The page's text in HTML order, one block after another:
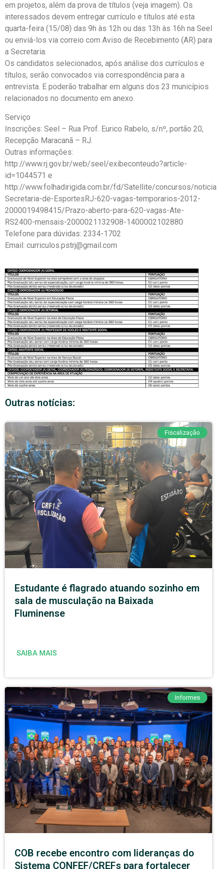
em projetos, além da prova de títulos (veja imagem). Os
interessados devem entregar currículo e títulos até esta
quarta-feira (15/08) das 9h às 12h ou das 13h às 16h na Seel
ou enviá-los via correio com Aviso de Recebimento (AR) para
a Secretaria.
Os candidatos selecionados, após análise dos currículos e
títulos, serão convocados via correspondência para a
entrevista. E poderão trabalhar em alguns dos 23 municípios
relacionados no documento em anexo.
Serviço
Inscrições: Seel – Rua Prof. Eurico Rabelo, s/nº, portão 20,
Recepção Maracanã – RJ.
Outras informações:
http://www.rj.gov.br/web/seel/exibeconteudo?article-
id=1044571 e
http://www.folhadirigida.com.br/fd/Satellite/concursos/
Secretaria-de-EsportesRJ-620-vagas-temporarios-2012-
2000019498415/Prazo-aberto-para-620-vagas-Ate-
RS2400-mensais-2000021132908-1400002102880
Telefone para dúvidas: 2334-1702
Email: curriculos.pstrj@gmail.com
Outras notícias:
Fiscalização
Estudante é flagrado atuando sozinho em
sala de musculação na Baixada
Fluminense
SAIBA MAIS
Informes
COB recebe encontro com lideranças do
Sistema CONFEF/CREFs para fortalecer